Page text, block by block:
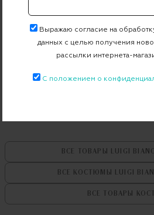
Артикул
Примерка при доставке торговым
ВСЕ ТОВАРЫ LUIGI
ВСЕ КОСТЮМЫ LUIGI
ВСЕ ТОВАРЫ
Выражаю согласие на
данных с целью получения
рассылки интернета-
С положением о